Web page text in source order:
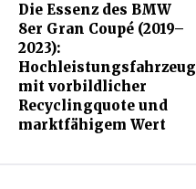
Die Essenz des BMW
8er Gran Coupé (2019–
2023):
Hochleistungsfahrzeug
mit vorbildlicher
Recyclingquote und
marktfähigem Wert